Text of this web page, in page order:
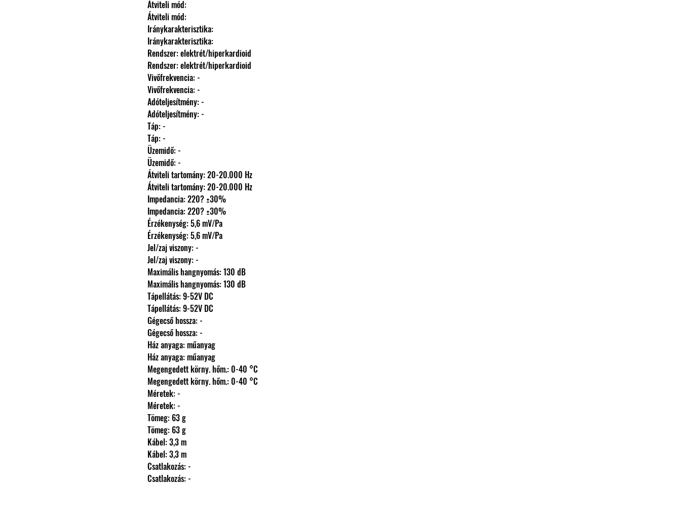
                Átviteli mód:
                Átviteli mód:
                Iránykarakterisztika:
                Iránykarakterisztika:
                Rendszer: elektrét/hiperkardioid
                Rendszer: elektrét/hiperkardioid
                Vivőfrekvencia: -
                Vivőfrekvencia: -
                Adóteljesítmény: -
                Adóteljesítmény: -
                Táp: -
                Táp: -
                Üzemidő: -
                Üzemidő: -
                Átviteli tartomány: 20-20.000 Hz
                Átviteli tartomány: 20-20.000 Hz
                Impedancia: 220? ±30%
                Impedancia: 220? ±30%
                Érzékenység: 5,6 mV/Pa
                Érzékenység: 5,6 mV/Pa
                Jel/zaj viszony: -
                Jel/zaj viszony: -
                Maximális hangnyomás: 130 dB
                Maximális hangnyomás: 130 dB
                Tápellátás: 9-52V DC
                Tápellátás: 9-52V DC
                Gégecső hossza: -
                Gégecső hossza: -
                Ház anyaga: műanyag
                Ház anyaga: műanyag
                Megengedett körny. hőm.: 0-40 °C
                Megengedett körny. hőm.: 0-40 °C
                Méretek: -
                Méretek: -
                Tömeg: 63 g
                Tömeg: 63 g
                Kábel: 3,3 m
                Kábel: 3,3 m
                Csatlakozás: -
                Csatlakozás: -